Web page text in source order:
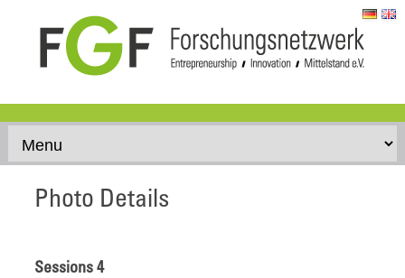
Skip to content
Photo Details
Sessions 4